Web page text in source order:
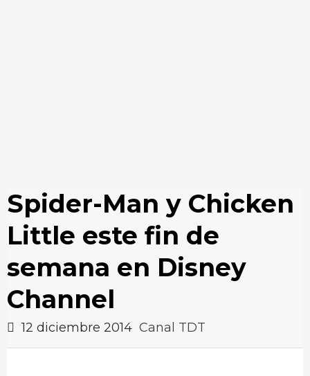
Spider-Man y Chicken
Little este fin de
semana en Disney
Channel
12 diciembre 2014 Canal TDT